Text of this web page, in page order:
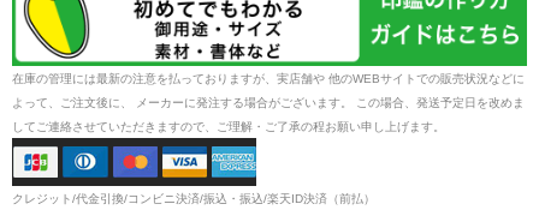
在庫の管理には最新の注意を払っておりますが、実店舗や 他のWEBサイトでの販売状況などに
よって、ご注文後に、 メーカーに発注する場合がございます。 この場合、発送予定日を改めま
してご連絡させていただきますので、ご理解・ご了承の程お願い申し上げます。
クレジット/代金引換/コンビニ決済/振込・振込/楽天ID決済（前払）